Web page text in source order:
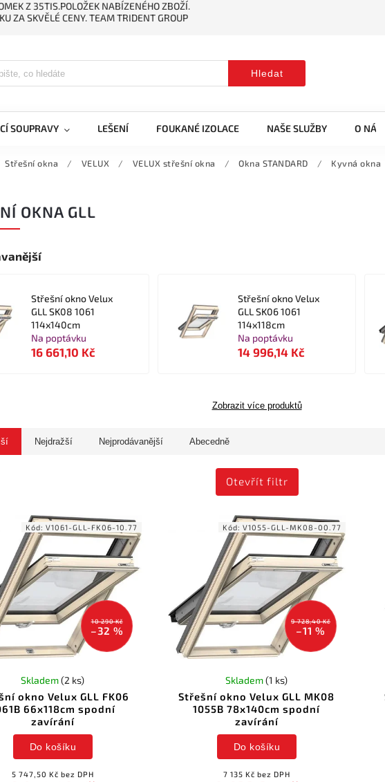
Z 35TIS.POLOŽEK NABÍZENÉHO ZBOŽÍ.
ZA SKVĚLÉ CENY. TEAM TRIDENT GROUP
Hledat
SOUPRAVY LEŠENÍ FOUKANÉ IZOLACE NAŠE SLUŽBY O NÁS
Střešní okna / VELUX / VELUX střešní okna / Okna STANDARD / Kyvná okna
OKNA GLL
Střešní okno Velux
GLL SK08 1061
114x140cm
Na poptávku
16 661,10 Kč
Střešní okno Velux
GLL SK06 1061
114x118cm
Na poptávku
14 996,14 Kč
Zobrazit více produktů
Nejdražší Nejprodávanější Abecedně
Otevřít filtr
10 290 Kč
–32 %
okno Velux GLL FK06
66x118cm spodní
zavírání
Skladem(2 ks)
5 747,50 Kč bez DPH
Do košíku
Kód:V1061-GLL-FK06-10.77
9 728,40 Kč
–11 %
Střešní okno Velux GLL MK08
1055B 78x140cm spodní
zavírání
Skladem(1 ks)
7 135 Kč bez DPH
Do košíku
Kód:V1055-GLL-MK08-00.77